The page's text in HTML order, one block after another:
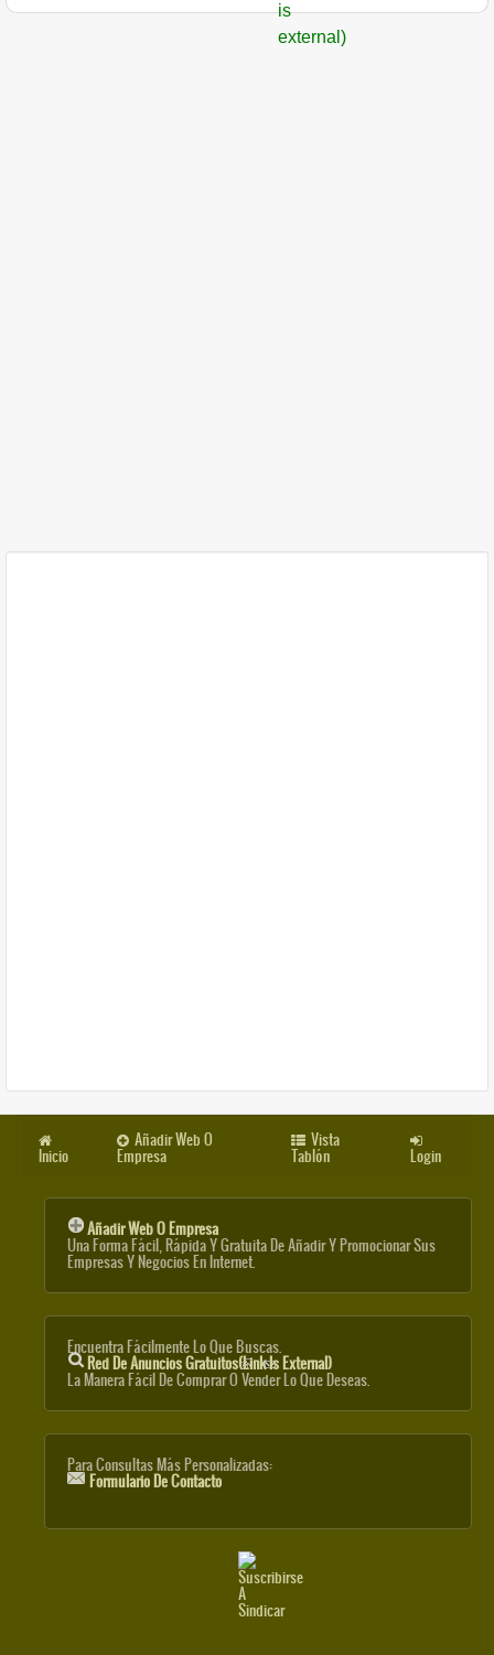
is
external)
Inicio
Añadir Web O
Empresa
Vista
Tablón Login
Añadir Web O Empresa
Una Forma Fácil, Rápida Y Gratuita De Añadir Y Promocionar Sus
Empresas Y Negocios En Internet.
Encuentra Fácilmente Lo Que Buscas.
Red De Anuncios Gratuitos(link Is External)
La Manera Fácil De Comprar O Vender Lo Que Deseas.
Para Consultas Más Personalizadas:
Formulario De Contacto